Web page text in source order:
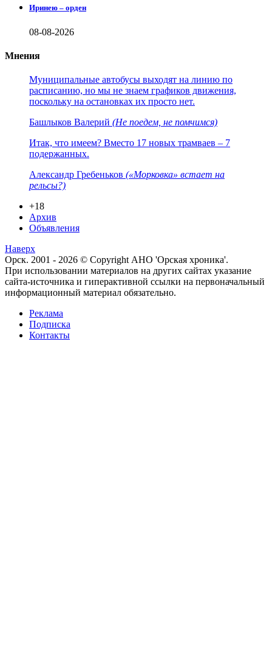
Иринею – орден
08-08-2026
Мнения
Муниципальные автобусы выходят на линию по
расписанию, но мы не знаем графиков движения,
поскольку на остановках их просто нет.
Башлыков Валерий (Не поедем, не помчимся)
Итак, что имеем? Вместо 17 новых трамваев – 7
подержанных.
Александр Гребеньков («Морковка» встает на
рельсы?)
+18
Архив
Объявления
Наверх
Орск. 2001 - 2026 © Copyright АНО 'Орская хроника'.
При использовании материалов на других сайтах указание
сайта-источника и гиперактивной ссылки на первоначальный
информационный материал обязательно.
Реклама
Подписка
Контакты